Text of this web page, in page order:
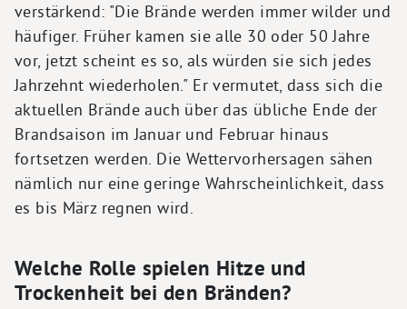
verstärkend: "Die Brände werden immer wilder und
häufiger. Früher kamen sie alle 30 oder 50 Jahre
vor, jetzt scheint es so, als würden sie sich jedes
Jahrzehnt wiederholen." Er vermutet, dass sich die
aktuellen Brände auch über das übliche Ende der
Brandsaison im Januar und Februar hinaus
fortsetzen werden. Die Wettervorhersagen sähen
nämlich nur eine geringe Wahrscheinlichkeit, dass
es bis März regnen wird.
Welche Rolle spielen Hitze und
Trockenheit bei den Bränden?